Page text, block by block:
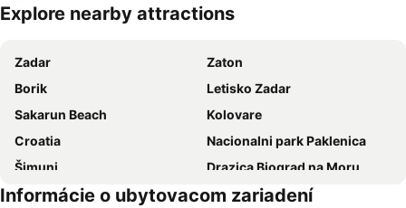
Explore nearby attractions
Zadar
Zaton
Borik
Letisko Zadar
Sakarun Beach
Kolovare
Croatia
Nacionalni park Paklenica
Šimuni
Drazica Biograd na Moru
Stari Grad Pag
Stari Zadar
Informácie o ubytovacom zariadení